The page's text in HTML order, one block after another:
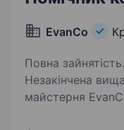
EvanCo
Повна
Незакінчена вища освіта.
майстерня